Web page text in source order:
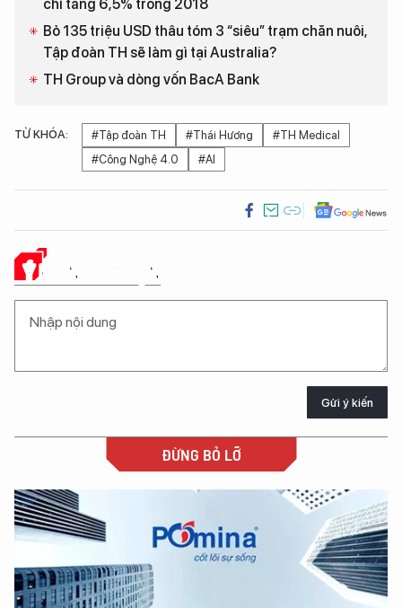
chỉ tăng 6,5% trong 2018
Bỏ 135 triệu USD thâu tóm 3 “siêu” trạm chăn nuôi,
Tập đoàn TH sẽ làm gì tại Australia?
TH Group và dòng vốn BacA Bank
TỪ KHÓA: #Tập đoàn TH #Thái Hương
#TH Medical
#Công Nghệ 4.0
#AI
Ý KIẾN CỦA BẠN
Gửi ý kiến
ĐỪNG BỎ LỠ